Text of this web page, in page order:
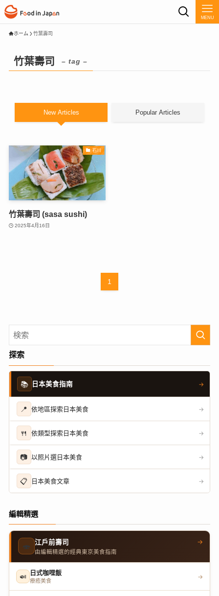
MENU
ホーム 竹葉壽司
竹葉壽司 – tag –
New Articles Popular Articles
石川
竹葉壽司 (sasa sushi)
2025年4月16日
1
探索
📚 日本美食指南 →
📍 依地區探索日本美食 →
🍴 依類型探索日本美食 →
📷 以照片選日本美食 →
📋 日本美食文章 →
編輯精選
🍣 江戶前壽司
由編輯精選的經典東京美食指南
→
🍛 日式咖哩飯
療癒美食
→